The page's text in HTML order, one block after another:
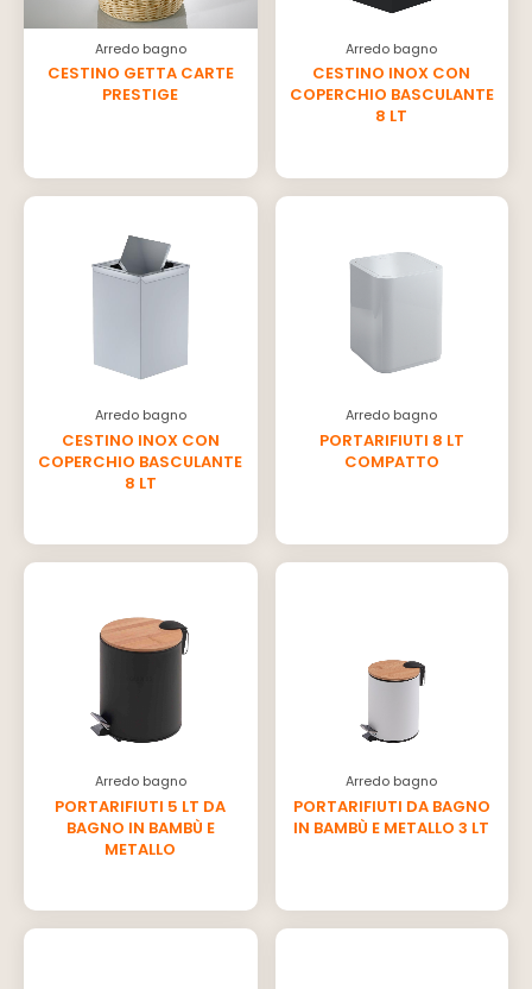
Arredo bagno
CESTINO GETTA CARTE
PRESTIGE
Arredo bagno
CESTINO INOX CON
COPERCHIO BASCULANTE
8 LT
Arredo bagno
CESTINO INOX CON
COPERCHIO BASCULANTE
8 LT
Arredo bagno
PORTARIFIUTI 8 LT
COMPATTO
Arredo bagno
PORTARIFIUTI 5 LT DA
BAGNO IN BAMBÙ E
METALLO
Arredo bagno
PORTARIFIUTI DA BAGNO
IN BAMBÙ E METALLO 3 LT